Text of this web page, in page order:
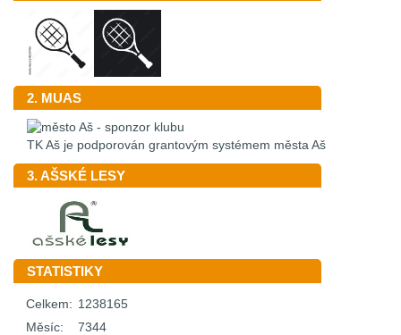
2. MUAS
TK Aš je podporován grantovým systémem města Aš
3. AŠSKÉ LESY
STATISTIKY
Celkem: 1238165
Měsíc:
7344